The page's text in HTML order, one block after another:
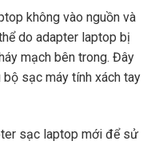
không vào nguồn và
do adapter laptop bị
mạch bên trong. Đây
bộ sạc máy tính xách tay
sạc laptop mới để sử